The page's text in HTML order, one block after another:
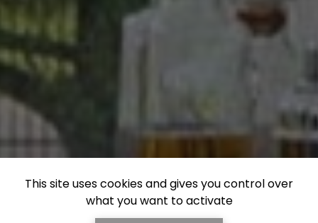
This site uses cookies and gives you control over
what you want to activate